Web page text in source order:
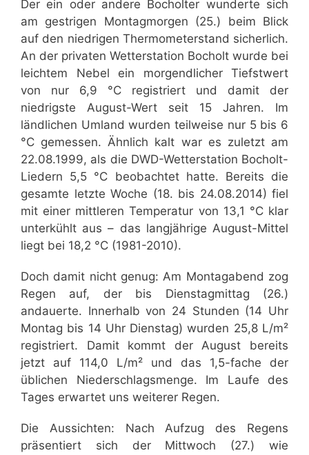
Der ein oder andere Bocholter wunderte sich
am gestrigen Montagmorgen (25.) beim Blick
auf den niedrigen Thermometerstand sicherlich.
An der privaten Wetterstation Bocholt wurde bei
leichtem Nebel ein morgendlicher Tiefstwert
von nur 6,9 °C registriert und damit der
niedrigste August-Wert seit 15 Jahren. Im
ländlichen Umland wurden teilweise nur 5 bis 6
°C gemessen. Ähnlich kalt war es zuletzt am
22.08.1999, als die DWD-Wetterstation Bocholt-
Liedern 5,5 °C beobachtet hatte. Bereits die
gesamte letzte Woche (18. bis 24.08.2014) fiel
mit einer mittleren Temperatur von 13,1 °C klar
unterkühlt aus – das langjährige August-Mittel
liegt bei 18,2 °C (1981-2010).
Doch damit nicht genug: Am Montagabend zog
Regen auf, der bis Dienstagmittag (26.)
andauerte. Innerhalb von 24 Stunden (14 Uhr
Montag bis 14 Uhr Dienstag) wurden 25,8 L/m²
registriert. Damit kommt der August bereits
jetzt auf 114,0 L/m² und das 1,5-fache der
üblichen Niederschlagsmenge. Im Laufe des
Tages erwartet uns weiterer Regen.
Die Aussichten: Nach Aufzug des Regens
präsentiert sich der Mittwoch (27.) wie